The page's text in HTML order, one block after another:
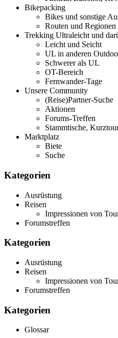
Bikepacking
Bikes und sonstige
Routen und Regionen
Trekking Ultraleicht und
Leicht und Seicht
UL in anderen
Schwerer als UL
OT-Bereich
Fernwander-Tage
Unsere Community
(Reise)Partner-Suche
Aktionen
Forums-Treffen
Stammtische,
Marktplatz
Biete
Suche
Kategorien
Ausrüstung
Reisen
Impressionen von
Forumstreffen
Kategorien
Ausrüstung
Reisen
Impressionen von
Forumstreffen
Kategorien
Glossar